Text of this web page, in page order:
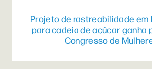
Projeto de rastreabilidade em
para cadeia de açúcar ganha
Congresso de